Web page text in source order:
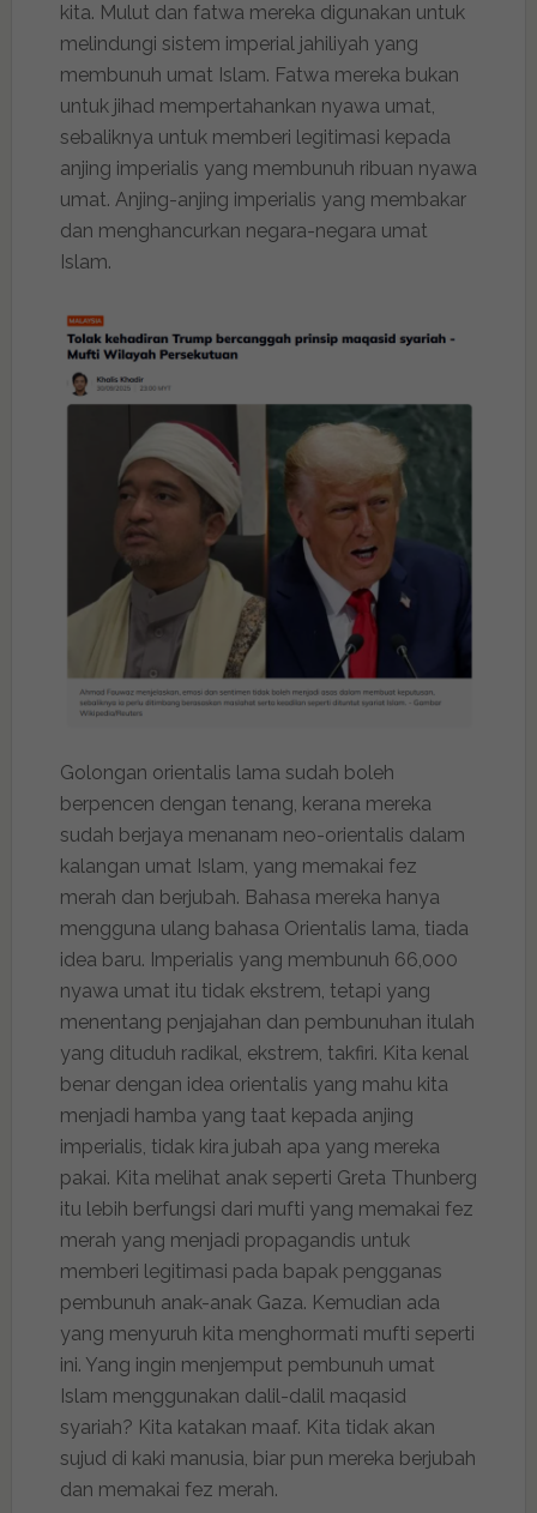
kita. Mulut dan fatwa mereka digunakan untuk
melindungi sistem imperial jahiliyah yang
membunuh umat Islam. Fatwa mereka bukan
untuk jihad mempertahankan nyawa umat,
sebaliknya untuk memberi legitimasi kepada
anjing imperialis yang membunuh ribuan nyawa
umat. Anjing-anjing imperialis yang membakar
dan menghancurkan negara-negara umat
Islam.
Golongan orientalis lama sudah boleh
berpencen dengan tenang, kerana mereka
sudah berjaya menanam neo-orientalis dalam
kalangan umat Islam, yang memakai fez
merah dan berjubah. Bahasa mereka hanya
mengguna ulang bahasa Orientalis lama, tiada
idea baru. Imperialis yang membunuh 66,000
nyawa umat itu tidak ekstrem, tetapi yang
menentang penjajahan dan pembunuhan itulah
yang dituduh radikal, ekstrem, takfiri. Kita kenal
benar dengan idea orientalis yang mahu kita
menjadi hamba yang taat kepada anjing
imperialis, tidak kira jubah apa yang mereka
pakai. Kita melihat anak seperti Greta Thunberg
itu lebih berfungsi dari mufti yang memakai fez
merah yang menjadi propagandis untuk
memberi legitimasi pada bapak pengganas
pembunuh anak-anak Gaza. Kemudian ada
yang menyuruh kita menghormati mufti seperti
ini. Yang ingin menjemput pembunuh umat
Islam menggunakan dalil-dalil maqasid
syariah? Kita katakan maaf. Kita tidak akan
sujud di kaki manusia, biar pun mereka berjubah
dan memakai fez merah.